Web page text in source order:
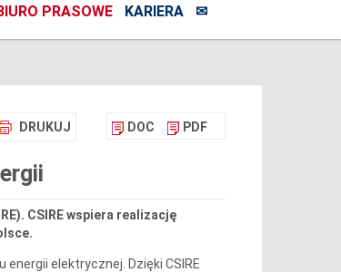
PRASOWE KARIERA ✉
DRUKUJ DOC PDF
CSIRE wspiera realizację
elektrycznej. Dzięki CSIRE